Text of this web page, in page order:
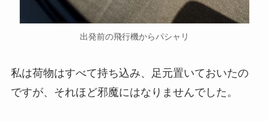
出発前の飛行機からパシャリ
私は荷物はすべて持ち込み、足元置いておいたの
ですが、それほど邪魔にはなりませんでした。